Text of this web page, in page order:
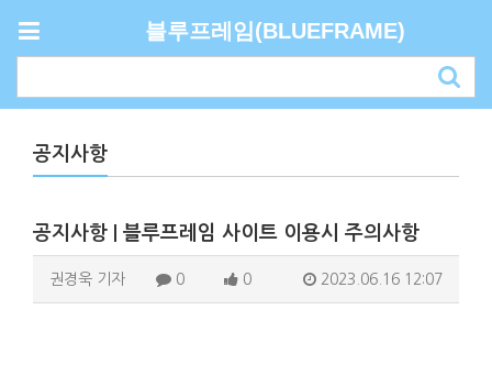
블루프레임(BLUEFRAME)
공지사항
공지사항 | 블루프레임 사이트 이용시 주의사항
권경욱 기자 0 0 2023.06.16 12:07